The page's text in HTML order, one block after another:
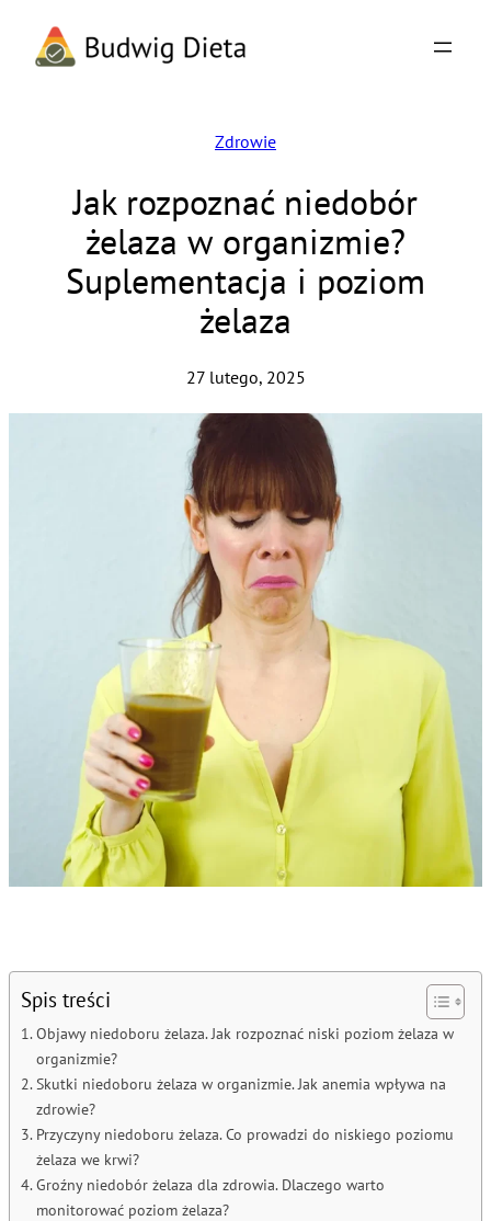
Przejdź
Zdrowie
Jak rozpoznać niedobór
żelaza w organizmie?
Suplementacja i poziom
żelaza
27 lutego, 2025
Spis treści
Objawy niedoboru żelaza. Jak rozpoznać niski poziom żelaza w
organizmie?
Skutki niedoboru żelaza w organizmie. Jak anemia wpływa na
zdrowie?
Przyczyny niedoboru żelaza. Co prowadzi do niskiego poziomu
żelaza we krwi?
Groźny niedobór żelaza dla zdrowia. Dlaczego warto
monitorować poziom żelaza?